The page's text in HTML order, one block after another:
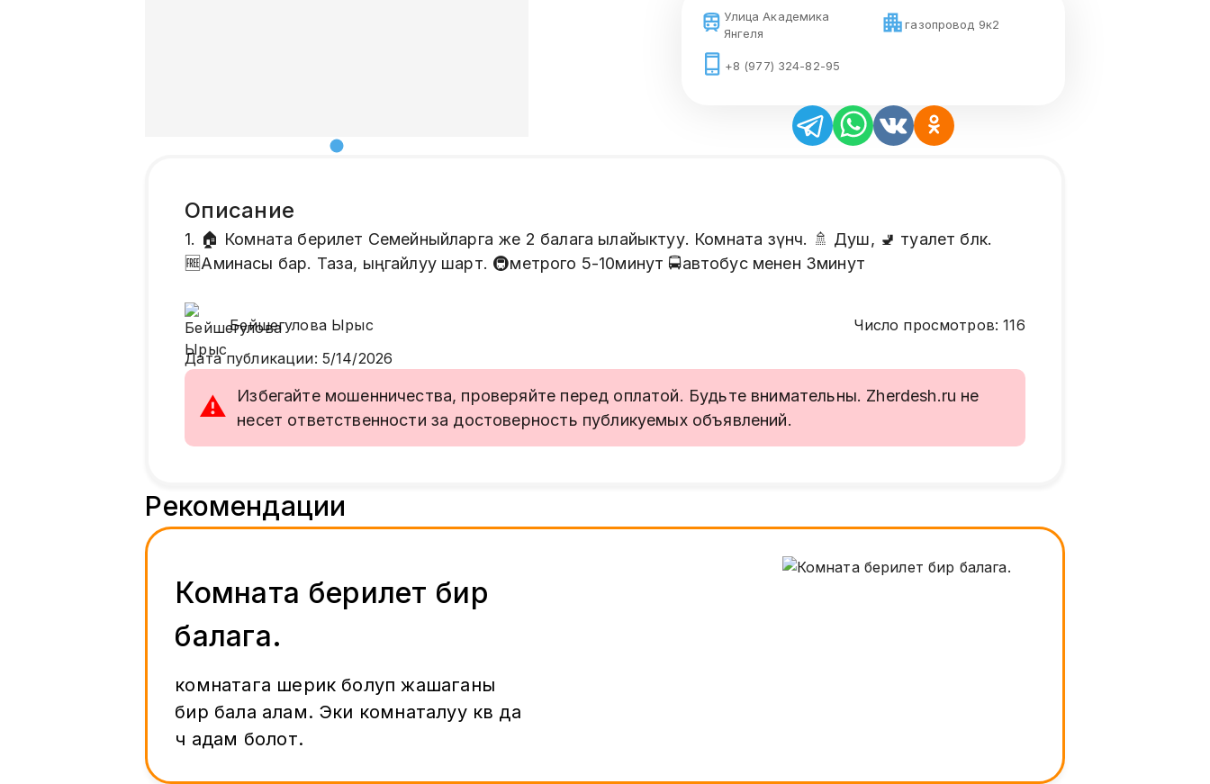
Улица Академика
Янгеля
газопровод 9к2
+8 (977) 324-82-95
Описание
1. 🏠 Комната берилет Семейныйларга же 2 балага ылайыктуу. Комната өзүнчө. 🚿 Душ, 🚽 туалет бөлөк.
🆓Аминасы бар. Таза, ыңгайлуу шарт. 🚇метрого 5-10минут 🚍автобус менен 3минут
Бейшегулова Ырыс Число просмотров:116
Дата публикации: 5/14/2026
⚠
Избегайте мошенничества, проверяйте перед оплатой. Будьте внимательны. Zherdesh.ru не
несет ответственности за достоверность публикуемых объявлений.
Рекомендации
Комната берилет бир
балага.
комнатага шерик болуп жашаганы
бир бала алам. Эки комнаталуу кв да
үч адам болот.